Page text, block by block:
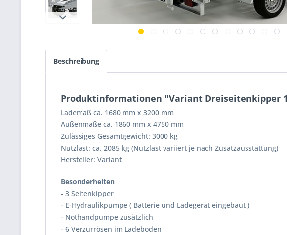
Beschreibung
Produktinformationen "Variant Dreiseitenkipper
Lademaß ca. 1680 mm x 3200 mm
Außenmaße ca. 1860 mm x 4750 mm
Zulässiges Gesamtgewicht: 3000 kg
Nutzlast: ca. 2085 kg (Nutzlast variiert je nach Zusatzausstattung)
Hersteller: Variant
Besonderheiten
- 3 Seitenkipper
- E-Hydraulikpumpe ( Batterie und Ladegerät eingebaut )
- Nothandpumpe zusätzlich
- 6 Verzurrösen im Ladeboden